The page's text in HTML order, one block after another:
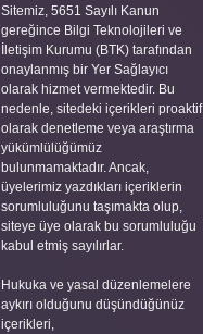
Sitemiz, 5651 Sayılı Kanun
gereğince Bilgi Teknolojileri ve
İletişim Kurumu (BTK) tarafından
onaylanmış bir Yer Sağlayıcı
olarak hizmet vermektedir. Bu
nedenle, sitedeki içerikleri proaktif
olarak denetleme veya araştırma
yükümlülüğümüz
bulunmamaktadır. Ancak,
üyelerimiz yazdıkları içeriklerin
sorumluluğunu taşımakta olup,
siteye üye olarak bu sorumluluğu
kabul etmiş sayılırlar.
Hukuka ve yasal düzenlemelere
aykırı olduğunu düşündüğünüz
içerikleri,